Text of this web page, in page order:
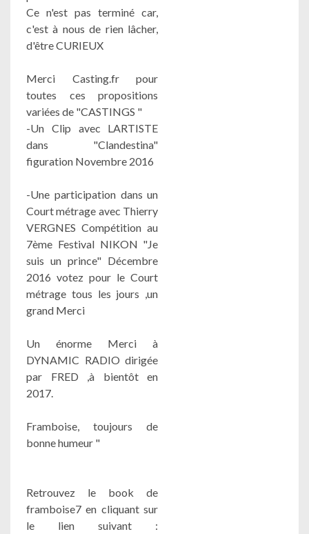
Ce n'est pas terminé car,
c'est à nous de rien lâcher,
d'être CURIEUX
Merci Casting.fr pour
toutes ces propositions
variées de "CASTINGS "
-Un Clip avec LARTISTE
dans "Clandestina"
figuration Novembre 2016
-Une participation dans un
Court métrage avec Thierry
VERGNES Compétition au
7ème Festival NIKON "Je
suis un prince" Décembre
2016 votez pour le Court
métrage tous les jours ,un
grand Merci
Un énorme Merci à
DYNAMIC RADIO dirigée
par FRED ,à bientôt en
2017.
Framboise, toujours de
bonne humeur "
Retrouvez le book de
framboise7 en cliquant sur
le lien suivant :